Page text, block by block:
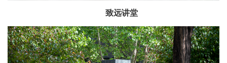
致远讲堂